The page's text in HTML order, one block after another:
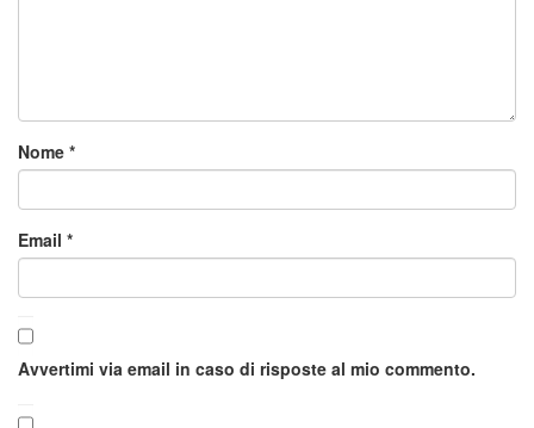
Nome *
Email *
Avvertimi via email in caso di risposte al mio commento.